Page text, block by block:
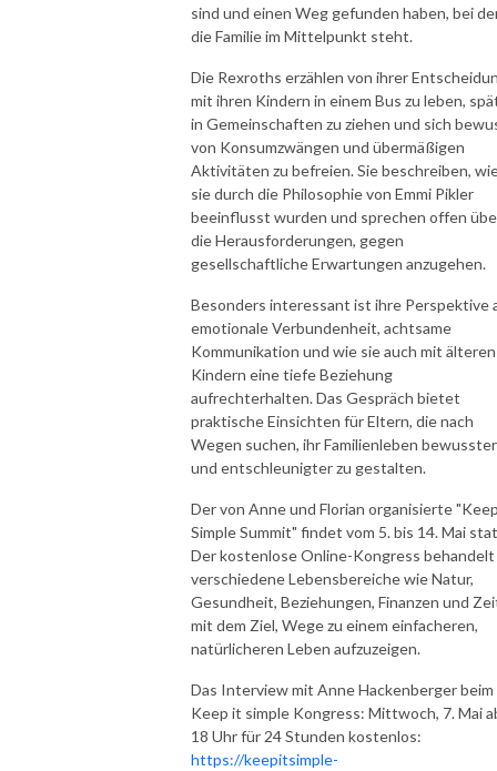
sind und einen Weg gefunden haben, bei
die Familie im Mittelpunkt steht.
Die Rexroths erzählen von ihrer
mit ihren Kindern in einem Bus zu leben,
in Gemeinschaften zu ziehen und sich
von Konsumzwängen und übermäßigen
Aktivitäten zu befreien. Sie beschreiben,
sie durch die Philosophie von Emmi Pikler
beeinflusst wurden und sprechen offen
die Herausforderungen, gegen
gesellschaftliche Erwartungen anzugehen.
Besonders interessant ist ihre Perspektive
emotionale Verbundenheit, achtsame
Kommunikation und wie sie auch mit älteren
Kindern eine tiefe Beziehung
aufrechterhalten. Das Gespräch bietet
praktische Einsichten für Eltern, die nach
Wegen suchen, ihr Familienleben bewusster
und entschleunigter zu gestalten.
Der von Anne und Florian organisierte
Simple Summit" findet vom 5. bis 14. Mai
Der kostenlose Online-Kongress behandelt
verschiedene Lebensbereiche wie Natur,
Gesundheit, Beziehungen, Finanzen und
mit dem Ziel, Wege zu einem einfacheren,
natürlicheren Leben aufzuzeigen.
Das Interview mit Anne Hackenberger beim
Keep it simple Kongress: Mittwoch, 7. Mai
18 Uhr für 24 Stunden kostenlos:
https://keepitsimple-